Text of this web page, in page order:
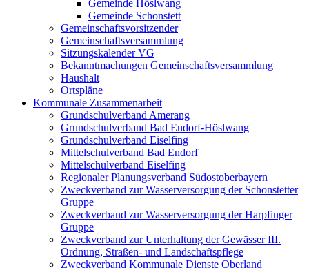
Gemeinde Höslwang
Gemeinde Schonstett
Gemeinschaftsvorsitzender
Gemeinschaftsversammlung
Sitzungskalender VG
Bekanntmachungen Gemeinschaftsversammlung
Haushalt
Ortspläne
Kommunale Zusammenarbeit
Grundschulverband Amerang
Grundschulverband Bad Endorf-Höslwang
Grundschulverband Eiselfing
Mittelschulverband Bad Endorf
Mittelschulverband Eiselfing
Regionaler Planungsverband Südostoberbayern
Zweckverband zur Wasserversorgung der Schonstetter
Gruppe
Zweckverband zur Wasserversorgung der Harpfinger
Gruppe
Zweckverband zur Unterhaltung der Gewässer III.
Ordnung, Straßen- und Landschaftspflege
Zweckverband Kommunale Dienste Oberland